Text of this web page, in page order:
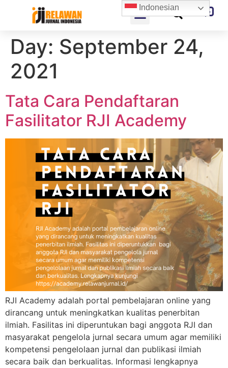
Day: September 24,
2021
Tata Cara Pendaftaran
Fasilitator RJI Academy
RJI Academy adalah portal pembelajaran online yang
dirancang untuk meningkatkan kualitas penerbitan
ilmiah. Fasilitas ini diperuntukan bagi anggota RJI dan
masyarakat pengelola jurnal secara umum agar memiliki
kompetensi pengelolaan jurnal dan publikasi ilmiah
secara baik dan berkualitas. Informasi lengkapnya
Indonesian